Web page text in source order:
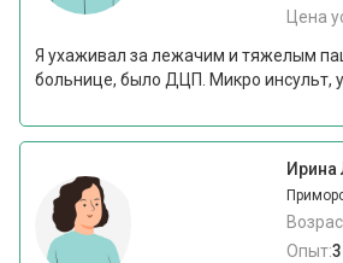
Цена
Я ухаживал за лежачим и тяжелым
больнице, было ДЦП. Микро инсульт,
Ирина
Опыт: